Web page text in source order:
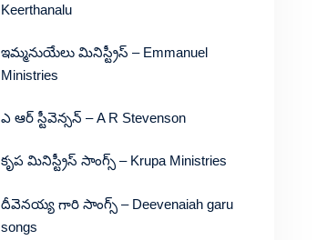
Keerthanalu
ఇమ్మనుయేలు మినిస్ట్రీస్ – Emmanuel
Ministries
ఎ ఆర్ స్టీవెన్సన్ – A R Stevenson
కృప మినిస్ట్రీస్ సాంగ్స్ – Krupa Ministries
దీవెనయ్య గారి సాంగ్స్ – Deevenaiah garu
songs